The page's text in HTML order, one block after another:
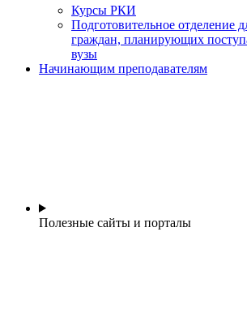
Курсы РКИ
Подготовительное отделение
граждан, планирующих
вузы
Начинающим преподавателям
Полезные сайты и порталы